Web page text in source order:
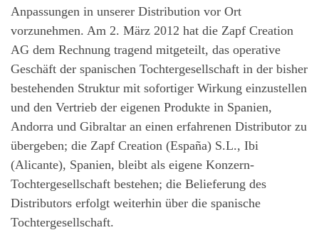
Anpassungen in unserer Distribution vor Ort
vorzunehmen. Am 2. März 2012 hat die Zapf Creation
AG dem Rechnung tragend mitgeteilt, das operative
Geschäft der spanischen Tochtergesellschaft in der bisher
bestehenden Struktur mit sofortiger Wirkung einzustellen
und den Vertrieb der eigenen Produkte in Spanien,
Andorra und Gibraltar an einen erfahrenen Distributor zu
übergeben; die Zapf Creation (España) S.L., Ibi
(Alicante), Spanien, bleibt als eigene Konzern-
Tochtergesellschaft bestehen; die Belieferung des
Distributors erfolgt weiterhin über die spanische
Tochtergesellschaft.